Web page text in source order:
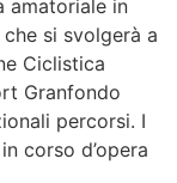
amatoriale in
si svolgerà a
Ciclistica
Granfondo
percorsi. I
corso d’opera